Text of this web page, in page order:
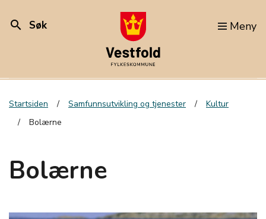
search Søk Meny
Startsiden Samfunnsutvikling og tjenester
Kultur
Bolærne
Bolærne